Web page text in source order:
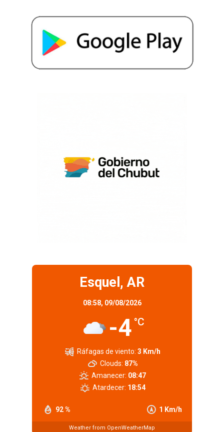
Esquel, AR
08:58, 09/08/2026
-4 °C
92 % 1 Km/h
Ráfagas de viento: 3 Km/h
Clouds: 87%
Amanecer: 08:47
Atardecer: 18:54
Weather from OpenWeatherMap